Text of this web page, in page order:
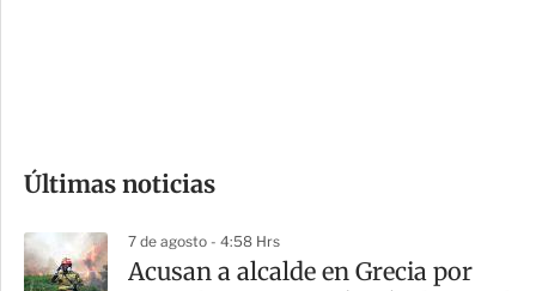
m
a
Últimas noticias
7 de agosto - 4:58 Hrs
Acusan a alcalde en Grecia por